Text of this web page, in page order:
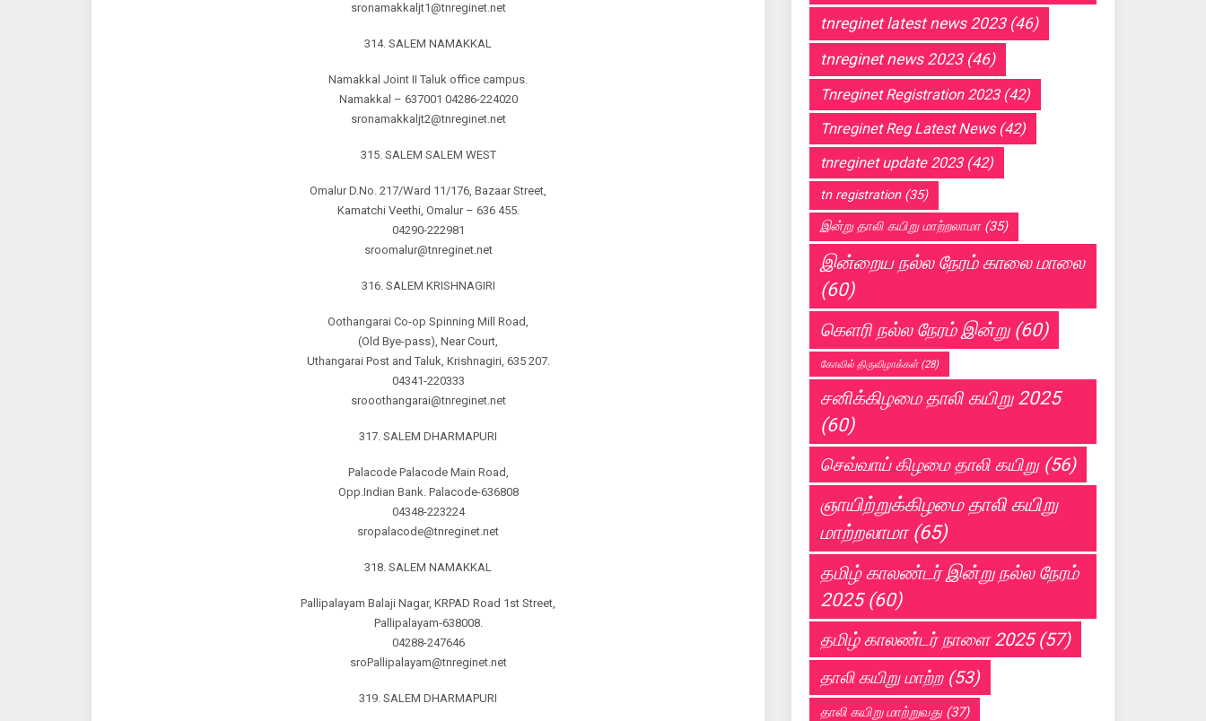
sronamakkaljt1@tnreginet.net
314. SALEM NAMAKKAL
Namakkal Joint II Taluk office campus.
Namakkal – 637001 04286-224020
sronamakkaljt2@tnreginet.net
315. SALEM SALEM WEST
Omalur D.No. 217/Ward 11/176, Bazaar Street,
Kamatchi Veethi, Omalur – 636 455.
04290-222981
sroomalur@tnreginet.net
316. SALEM KRISHNAGIRI
Oothangarai Co-op Spinning Mill Road,
(Old Bye-pass), Near Court,
Uthangarai Post and Taluk, Krishnagiri, 635 207.
04341-220333
srooothangarai@tnreginet.net
317. SALEM DHARMAPURI
Palacode Palacode Main Road,
Opp.Indian Bank. Palacode-636808
04348-223224
sropalacode@tnreginet.net
318. SALEM NAMAKKAL
Pallipalayam Balaji Nagar, KRPAD Road 1st Street,
Pallipalayam-638008.
04288-247646
sroPallipalayam@tnreginet.net
319. SALEM DHARMAPURI
tnreginet latest news 2023(46)
tnreginet news 2023(46)
Tnreginet Registration 2023(42)
Tnreginet Reg Latest News(42)
tnreginet update 2023(42)
tn registration(35)
இன்று தாலி கயிறு மாற்றலாமா(35)
இன்றைய நல்ல நேரம் காலை மாலை
(60)
கெளரி நல்ல நேரம் இன்று(60)
கோவில் திருவிழாக்கள்(28)
சனிக்கிழமை தாலி கயிறு 2025
(60)
செவ்வாய் கிழமை தாலி கயிறு(56)
ஞாயிற்றுக்கிழமை தாலி கயிறு
மாற்றலாமா(65)
தமிழ் காலண்டர் இன்று நல்ல நேரம்
2025(60)
தமிழ் காலண்டர் நாளை 2025(57)
தாலி கயிறு மாற்ற(53)
தாலி கயிறு மாற்றுவது(37)